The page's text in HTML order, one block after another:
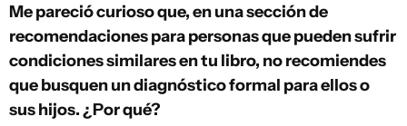
Me pareció curioso que, en una sección de
recomendaciones para personas que pueden sufrir
condiciones similares en tu libro, no recomiendes
que busquen un diagnóstico formal para ellos o
sus hijos. ¿Por qué?